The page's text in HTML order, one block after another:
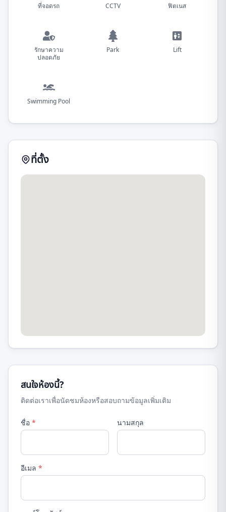
ที่จอดรถ CCTV ฟิตเนส
รักษาความ
ปลอดภัย
Park Lift
Swimming Pool
ที่ตั้ง
สนใจห้องนี้?
ติดต่อเราเพื่อนัดชมห้องหรือสอบถามข้อมูลเพิ่มเติม
ชื่อ * นามสกุล
อีเมล *